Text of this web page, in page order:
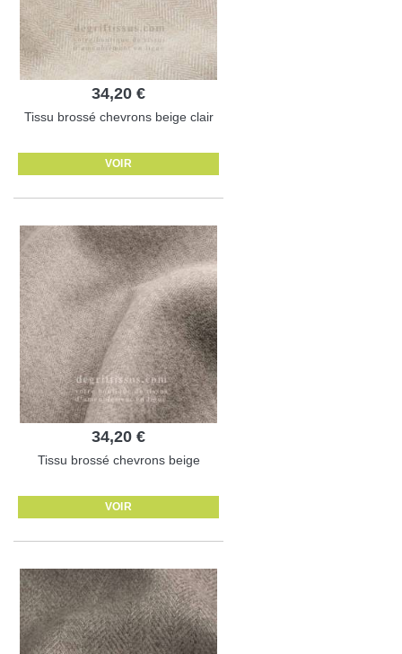
34,20 €
Tissu brossé chevrons beige clair
VOIR
34,20 €
Tissu brossé chevrons beige
VOIR